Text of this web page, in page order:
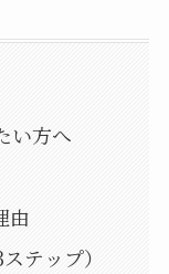
い方へ
由
テップ）